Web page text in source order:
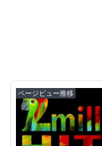
ページビュー推移